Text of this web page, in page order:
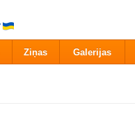
Ziņas Galerijas